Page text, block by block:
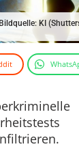
KI